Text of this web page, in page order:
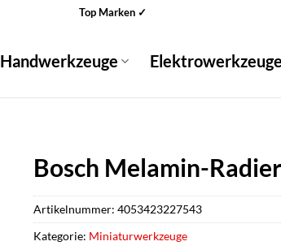
Top Marken ✓
Handwerkzeuge Elektrowerkzeuge
Bosch Melamin-
Artikelnummer: 4053423227543
Kategorie: Miniaturwerkzeuge